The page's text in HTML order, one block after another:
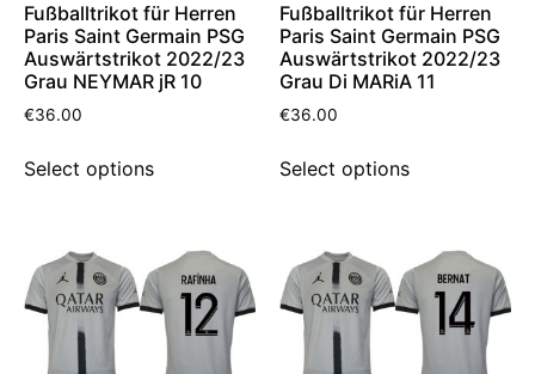
Fußballtrikot für Herren
Paris Saint Germain PSG
Auswärtstrikot 2022/23
Grau NEYMAR jR 10
€36.00
Select options
Fußballtrikot für Herren
Paris Saint Germain PSG
Auswärtstrikot 2022/23
Grau Di MARiA 11
€36.00
Select options